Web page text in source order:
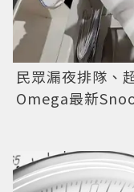
民眾漏夜排隊、
Omega最新